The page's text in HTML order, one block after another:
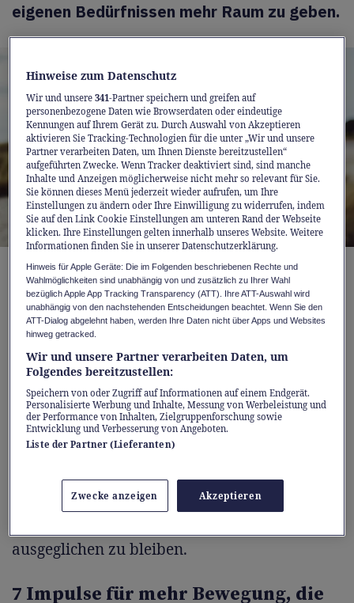
eigenen Bedürfnissen mehr Raum zu geben.
Ab der Lebensmitte reagieren bei vielen
Frauen Schlaf, Stimmung und
Energiehaushalt empfindlicher – das
Gleichgewicht des Wohlbefindens gerät
leichter ins Schwanken.
Um diesen Schwankungen entgegenzuwirken,
sind eine ausgewogene Ernährung,
Schlaf besonders wichtig. Doch der Körper
kann dabei besondere Unterstützung
ausgeglichen zu bleiben.
7 Impulse für mehr Bewegung, die
Hinweise zum Datenschutz
Wir und unsere341-Partner speichern und greifen auf
personenbezogene Daten wie Browserdaten oder eindeutige
Kennungen auf Ihrem Gerät zu. Durch Auswahl von Akzeptieren
aktivieren Sie Tracking-Technologien für die unter „Wir und unsere
Partner verarbeiten Daten, um Ihnen Dienste bereitzustellen“
aufgeführten Zwecke. Wenn Tracker deaktiviert sind, sind manche
Inhalte und Anzeigen möglicherweise nicht mehr so relevant für Sie.
Sie können dieses Menü jederzeit wieder aufrufen, um Ihre
Einstellungen zu ändern oder Ihre Einwilligung zu widerrufen, indem
Sie auf den Link Cookie Einstellungen am unteren Rand der Webseite
klicken. Ihre Einstellungen gelten innerhalb unseres Website. Weitere
Informationen finden Sie in unserer Datenschutzerklärung.
Hinweis für Apple Geräte: Die im Folgenden beschriebenen Rechte und
Wahlmöglichkeiten sind unabhängig von und zusätzlich zu Ihrer Wahl
bezüglich Apple App Tracking Transparency (ATT). Ihre ATT-Auswahl wird
unabhängig von den nachstehenden Entscheidungen beachtet. Wenn Sie den
ATT-Dialog abgelehnt haben, werden Ihre Daten nicht über Apps und Websites
hinweg getracked.
Wir und unsere Partner verarbeiten Daten, um
Folgendes bereitzustellen:
Speichern von oder Zugriff auf Informationen auf einem Endgerät.
Personalisierte Werbung und Inhalte, Messung von Werbeleistung und
der Performance von Inhalten, Zielgruppenforschung sowie
Entwicklung und Verbesserung von Angeboten.
Liste der Partner (Lieferanten)
Zwecke anzeigen Akzeptieren